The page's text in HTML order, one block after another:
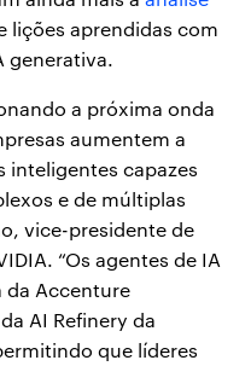
lições aprendidas com
generativa.
a próxima onda
aumentem a
inteligentes capazes
e de múltiplas
vice-presidente de
“Os agentes de IA
da Accenture
AI Refinery da
que líderes